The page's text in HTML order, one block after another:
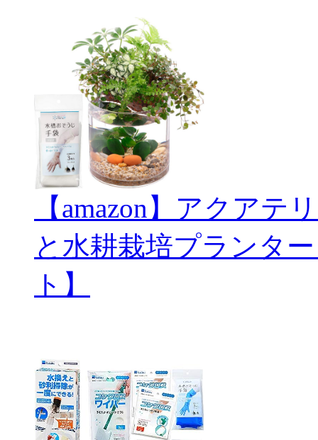
【amazon】アクアテ
と水耕栽培プランタ
ト】